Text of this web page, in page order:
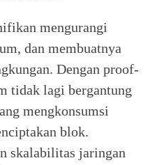
mengurangi
dan membuatnya
Dengan proof-
tidak lagi bergantung
mengkonsumsi
blok.
skalabilitas jaringan